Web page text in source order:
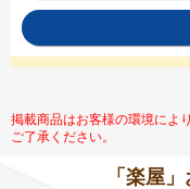
掲載商品はお客様の環境によ
ご了承ください。
「楽屋